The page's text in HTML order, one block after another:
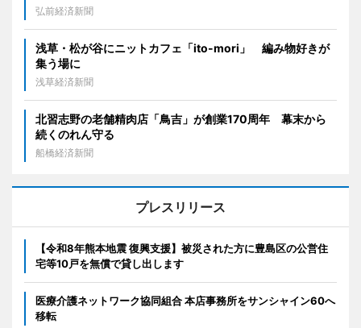
弘前経済新聞
浅草・松が谷にニットカフェ「ito-mori」 編み物好きが
集う場に
浅草経済新聞
北習志野の老舗精肉店「鳥吉」が創業170周年 幕末から
続くのれん守る
船橋経済新聞
プレスリリース
【令和8年熊本地震 復興支援】被災された方に豊島区の公営住
宅等10戸を無償で貸し出します
医療介護ネットワーク協同組合 本店事務所をサンシャイン60へ
移転